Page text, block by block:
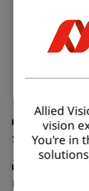
Produktcode:
Sensor
Pixelformate
Allied
vision
You're in